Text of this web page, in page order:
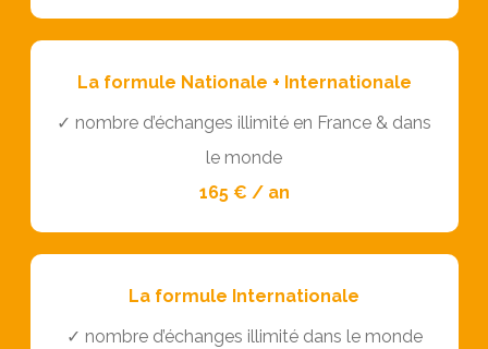
La formule Nationale + Internationale
✓ nombre d’échanges illimité en France & dans
le monde
165 € / an
La formule Internationale
✓ nombre d’échanges illimité dans le monde